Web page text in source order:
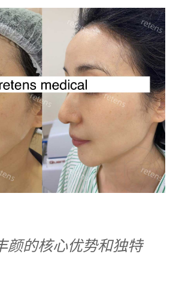
颜的核心优势和独特